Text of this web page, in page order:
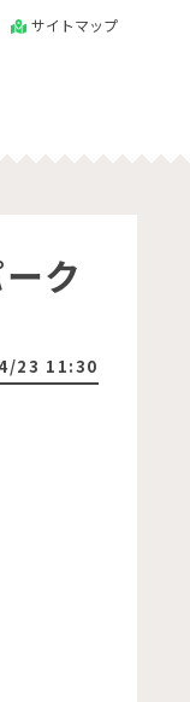
サイトマップ
ク
23 11:30